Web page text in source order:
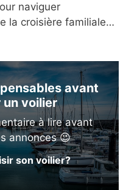
naviguer
la croisière familiale…
avant
un voilier
à lire avant
annonces 😉
son voilier?